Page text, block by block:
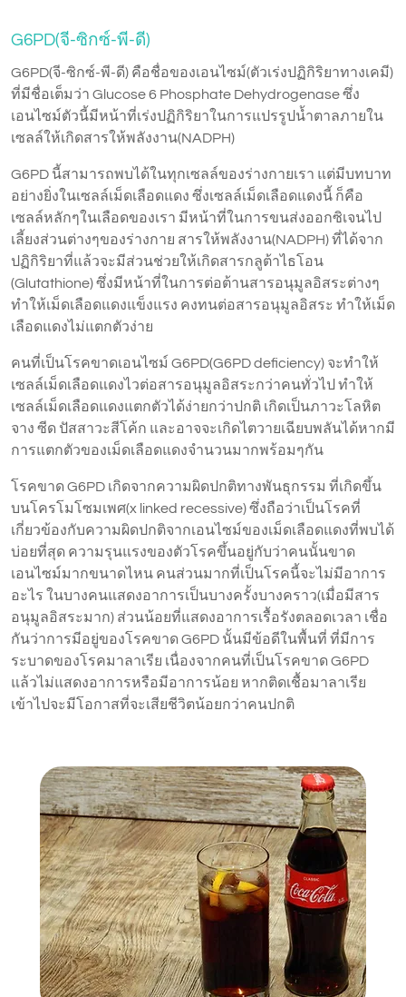
G6PD(จี-ซิกซ์-พี-ดี)
G6PD(จี-ซิกซ์-พี-ดี) คือชื่อของเอนไซม์(ตัวเร่งปฏิกิริยาทางเคมี)
ที่มีชื่อเต็มว่า Glucose 6 Phosphate Dehydrogenase ซึ่ง
เอนไซม์ตัวนี้มีหน้าที่เร่งปฏิกิริยาในการแปรรูปน้ำตาลภายใน
เซลล์ให้เกิดสารให้พลังงาน(NADPH)
G6PD นี้สามารถพบได้ในทุกเซลล์ของร่างกายเรา แต่มีบทบาท
อย่างยิ่งในเซลล์เม็ดเลือดแดง ซึ่งเซลล์เม็ดเลือดแดงนี้ ก็คือ
เซลล์หลักๆในเลือดของเรา มีหน้าที่ในการขนส่งออกซิเจนไป
เลี้ยงส่วนต่างๆของร่างกาย สารให้พลังงาน(NADPH) ที่ได้จาก
ปฏิกิริยาที่แล้วจะมีส่วนช่วยให้เกิดสารกลูต้าไธโอน
(Glutathione) ซึ่งมีหน้าที่ในการต่อต้านสารอนุมูลอิสระต่างๆ
ทำให้เม็ดเลือดแดงแข็งแรง คงทนต่อสารอนุมูลอิสระ ทำให้เม็ด
เลือดแดงไม่แตกตัวง่าย
คนที่เป็นโรคขาดเอนไซม์ G6PD(G6PD deficiency) จะทำให้
เซลล์เม็ดเลือดแดงไวต่อสารอนุมูลอิสระกว่าคนทั่วไป ทำให้
เซลล์เม็ดเลือดแดงแตกตัวได้ง่ายกว่าปกติ เกิดเป็นภาวะโลหิต
จาง ซีด ปัสสาวะสีโค้ก และอาจจะเกิดไตวายเฉียบพลันได้หากมี
การแตกตัวของเม็ดเลือดแดงจำนวนมากพร้อมๆกัน
โรคขาด G6PD เกิดจากความผิดปกติทางพันธุกรรม ที่เกิดขึ้น
บนโครโมโซมเพศ(x linked recessive) ซึ่งถือว่าเป็นโรคที่
เกี่ยวข้องกับความผิดปกติจากเอนไซม์ของเม็ดเลือดแดงที่พบได้
บ่อยที่สุด ความรุนแรงของตัวโรคขึ้นอยู่กับว่าคนนั้นขาด
เอนไซม์มากขนาดไหน คนส่วนมากที่เป็นโรคนี้จะไม่มีอาการ
อะไร ในบางคนแสดงอาการเป็นบางครั้งบางคราว(เมื่อมีสาร
อนุมูลอิสระมาก) ส่วนน้อยที่แสดงอาการเรื้อรังตลอดเวลา เชื่อ
กันว่าการมีอยู่ของโรคขาด G6PD นั้นมีข้อดีในพื้นที่ ที่มีการ
ระบาดของโรคมาลาเรีย เนื่องจากคนที่เป็นโรคขาด G6PD
แล้วไม่แสดงอาการหรือมีอาการน้อย หากติดเชื้อมาลาเรีย
เข้าไปจะมีโอกาสที่จะเสียชีวิตน้อยกว่าคนปกติ